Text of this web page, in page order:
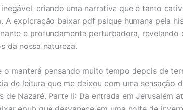
criando uma narrativa que é tanto
A exploração baixar pdf psique humana pela
e profundamente perturbadora, revelando
da nossa natureza.
o manterá pensando muito tempo depois de
de leitura que me deixou com uma sensação
de Nazaré. Parte II: Da entrada em Jerusalém